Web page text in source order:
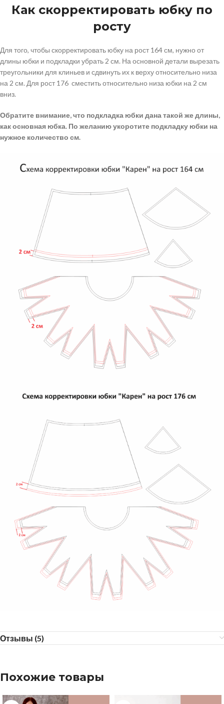
Как скорректировать юбку по
росту
Для того, чтобы скорректировать юбку на рост 164 см, нужно от
длины юбки и подкладки убрать 2 см. На основной детали вырезать
треугольники для клиньев и сдвинуть их к верху относительно низа
на 2 см. Для рост 176 сместить относительно низа юбки на 2 см
вниз.
Обратите внимание, что подкладка юбки дана такой же длины,
как основная юбка. По желанию укоротите подкладку юбки на
нужное количество см.
Отзывы (5)
Похожие товары